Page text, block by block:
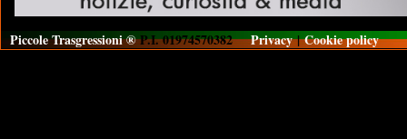
Piccole Trasgressioni ®P.I. 01974570382Privacy|Cookie policy